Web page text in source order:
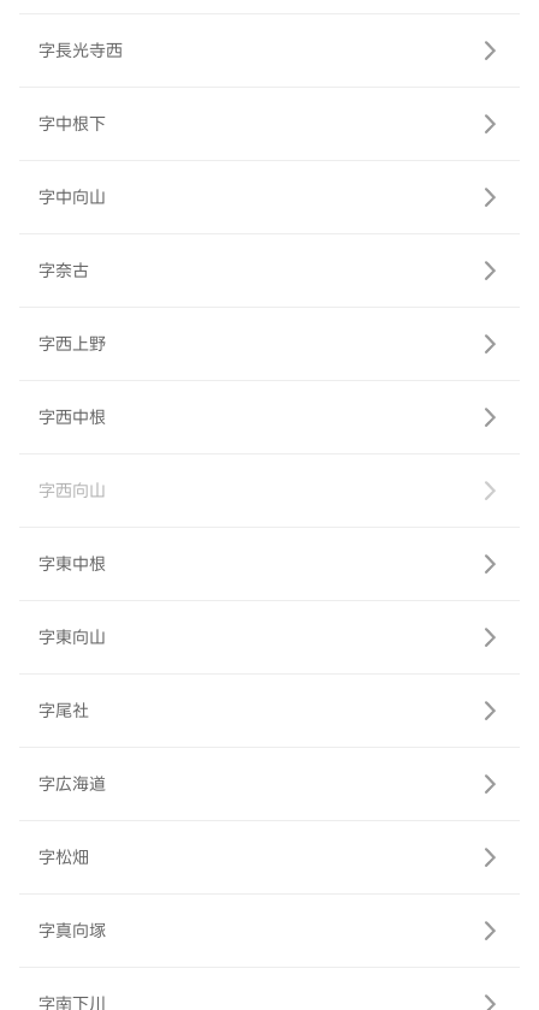
字長光寺西
字中根下
字中向山
字奈古
字西上野
字西中根
字西向山
字東中根
字東向山
字尾社
字広海道
字松畑
字真向塚
字南下川